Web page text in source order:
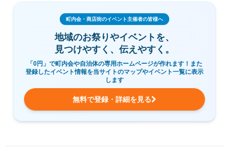
町内会・商店街のイベント主催者の皆様へ
地域のお祭りやイベントを、
見つけやすく、伝えやすく。
「0円」で町内会や自治体の専用ホームページが作れます！また
登録したイベント情報を当サイトのマップやイベント一覧に表示
します
無料で登録・詳細を見る